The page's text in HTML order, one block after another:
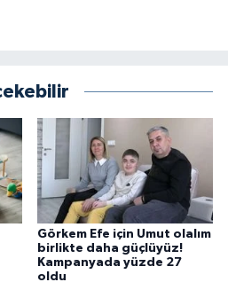
Görkem Efe için Umut olalım
birlikte daha güçlüyüz!
Kampanyada yüzde 27
oldu